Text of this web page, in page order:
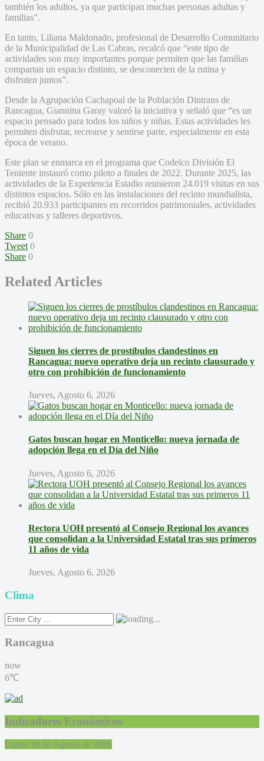
también los adultos, ya que participan muchas personas adultas y
familias”.
En tanto, Liliana Maldonado, profesional de Desarrollo Comunitario
de la Municipalidad de Las Cabras, recalcó que “este tipo de
actividades son muy importantes porque permiten que las familias
compartan un espacio distinto, se desconecten de la rutina y
disfruten juntos”.
Desde la Agrupación Cachapoal de la Población Dintrans de
Rancagua, Giannina Garay valoró la iniciativa y señaló que “es un
espacio pensado para todos los niños y niñas. Estas actividades les
permiten disfrutar, recrearse y sentirse parte, especialmente en esta
época de verano.
Este plan se enmarca en el programa que Codelco División El
Teniente instauró como piloto a finales de 2022. Durante 2025, las
actividades de la Experiencia Estadio reunieron 24.019 visitas en sus
distintos espacios. Sólo en las instalaciones del recinto mundialista,
recibió 20.933 participantes en recorridos patrimoniales, actividades
educativas y talleres deportivos.
Share 0
Tweet 0
Share 0
Related Articles
Siguen los cierres de prostíbulos clandestinos en
Rancagua: nuevo operativo deja un recinto clausurado y
otro con prohibición de funcionamiento
Jueves, Agosto 6, 2026
Gatos buscan hogar en Monticello: nueva jornada de
adopción llega en el Día del Niño
Jueves, Agosto 6, 2026
Rectora UOH presentó al Consejo Regional los avances
que consolidan a la Universidad Estatal tras sus primeros
11 años de vida
Jueves, Agosto 6, 2026
Clima
Rancagua
now
6℃
Indicadores Económicos
Lunes 10 de Agosto de 2026